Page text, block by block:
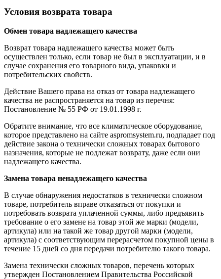
Условия возврата товара
Обмен товара надлежащего качества
Возврат товара надлежащего качества может быть
осуществлен только, если товар не был в эксплуатации, и в
случае сохранения его товарного вида, упаковки и
потребительских свойств.
Действие Вашего права на отказ от товара надлежащего
качества не распространяется на товар из перечня:
Постановление № 55 РФ от 19.01.1998 г.
Обратите внимание, что все климатическое оборудование,
которое представлено на сайте aspromsystem.ru, подпадает под
действие закона о технически сложных товарах бытового
назначения, которые не подлежат возврату, даже если они
надлежащего качества.
Замена товара ненадлежащего качества
В случае обнаружения недостатков в технически сложном
товаре, потребитель вправе отказаться от покупки и
потребовать возврата уплаченной суммы, либо предъявить
требование о его замене на товар этой же марки (модели,
артикула) или на такой же товар другой марки (модели,
артикула) с соответствующим перерасчетом покупной цены в
течение 15 дней со дня передачи потребителю такого товара.
Замена технически сложных товаров, перечень которых
утвержден Постановлением Правительства Российской